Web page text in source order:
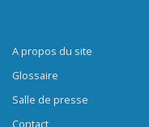
A propos du site
Glossaire
Salle de presse
Contact